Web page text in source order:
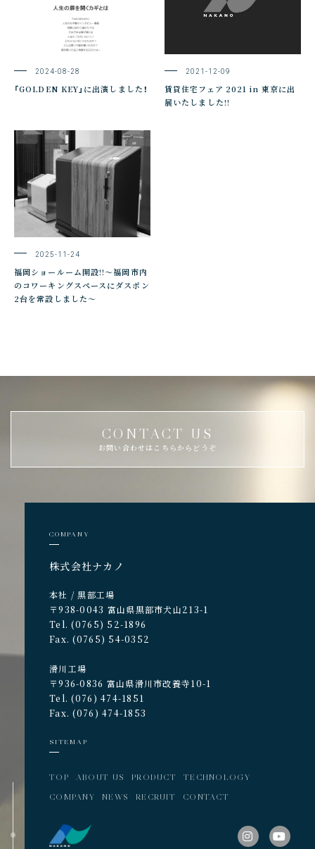
2024-08-28
「GOLDEN KEY」に出演しました！
2021-12-09
賃貸住宅フェア 2021 in 東京に出
展いたしました!!
2025-11-24
福岡ショールーム開設!!～福岡市内
のコワーキングスペースにダスポン
2台を常設しました～
CONTACT US
お問い合わせはこちらからどうぞ
COMPANY
株式会社ナカノ
本社 / 黒部工場
〒938-0043 富山県黒部市犬山213-1
Tel. (0765) 52-1896
Fax. (0765) 54-0352
滑川工場
〒936-0836 富山県滑川市改養寺10-1
Tel. (076) 474-1851
Fax. (076) 474-1853
SITEMAP
TOP ABOUT US PRODUCT
TECHNOLOGY
COMPANY
NEWS RECRUIT CONTACT